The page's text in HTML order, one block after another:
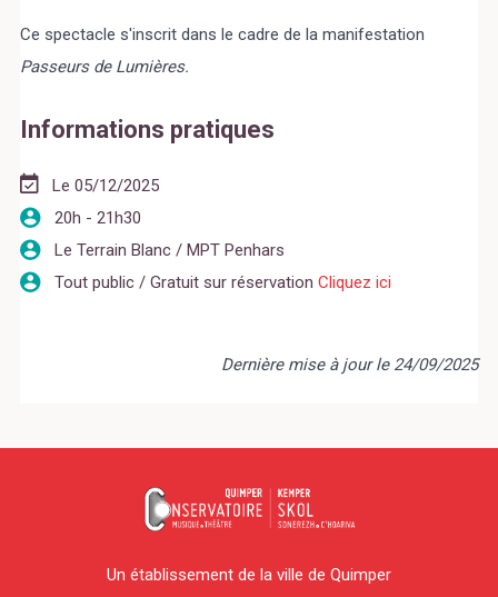
Ce spectacle s'inscrit dans le cadre de la manifestation
Passeurs de Lumières.
Informations pratiques
Le 05/12/2025
20h - 21h30
Le Terrain Blanc / MPT Penhars
Tout public / Gratuit sur réservation Cliquez ici
Dernière mise à jour le 24/09/2025
Un établissement de la ville de Quimper